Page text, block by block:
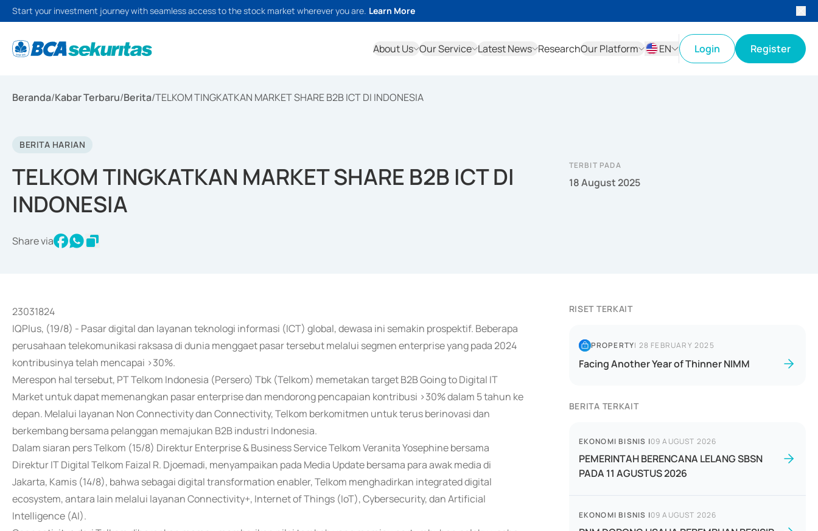
Start your investment journey with seamless access to the stock market wherever you are. Learn More
About Us Our Service Latest News ResearchOur Platform
EN
Login Register
Beranda/Kabar Terbaru/Berita/TELKOM TINGKATKAN MARKET SHARE B2B ICT DI INDONESIA
BERITA HARIAN
TELKOM TINGKATKAN MARKET SHARE B2B ICT DI
INDONESIA
Share via
TERBIT PADA
18 August 2025
23031824
IQPlus, (19/8) - Pasar digital dan layanan teknologi informasi (ICT) global, dewasa ini semakin prospektif. Beberapa
perusahaan telekomunikasi raksasa di dunia menggaet pasar tersebut melalui segmen enterprise yang pada 2024
kontribusinya telah mencapai >30%.
Merespon hal tersebut, PT Telkom Indonesia (Persero) Tbk (Telkom) memetakan target B2B Going to Digital IT
Market untuk dapat memenangkan pasar enterprise dan mendorong pencapaian kontribusi >30% dalam 5 tahun ke
depan. Melalui layanan Non Connectivity dan Connectivity, Telkom berkomitmen untuk terus berinovasi dan
berkembang bersama pelanggan memajukan B2B industri Indonesia.
Dalam siaran pers Telkom (15/8) Direktur Enterprise & Business Service Telkom Veranita Yosephine bersama
Direktur IT Digital Telkom Faizal R. Djoemadi, menyampaikan pada Media Update bersama para awak media di
Jakarta, Kamis (14/8), bahwa sebagai digital transformation enabler, Telkom menghadirkan integrated digital
ecosystem, antara lain melalui layanan Connectivity+, Internet of Things (IoT), Cybersecurity, dan Artificial
Intelligence (AI).
RISET TERKAIT
PROPERTY| 28 FEBRUARY 2025
Facing Another Year of Thinner NIMM
BERITA TERKAIT
EKONOMI BISNIS |09 AUGUST 2026
PEMERINTAH BERENCANA LELANG SBSN
PADA 11 AGUSTUS 2026
EKONOMI BISNIS |09 AUGUST 2026